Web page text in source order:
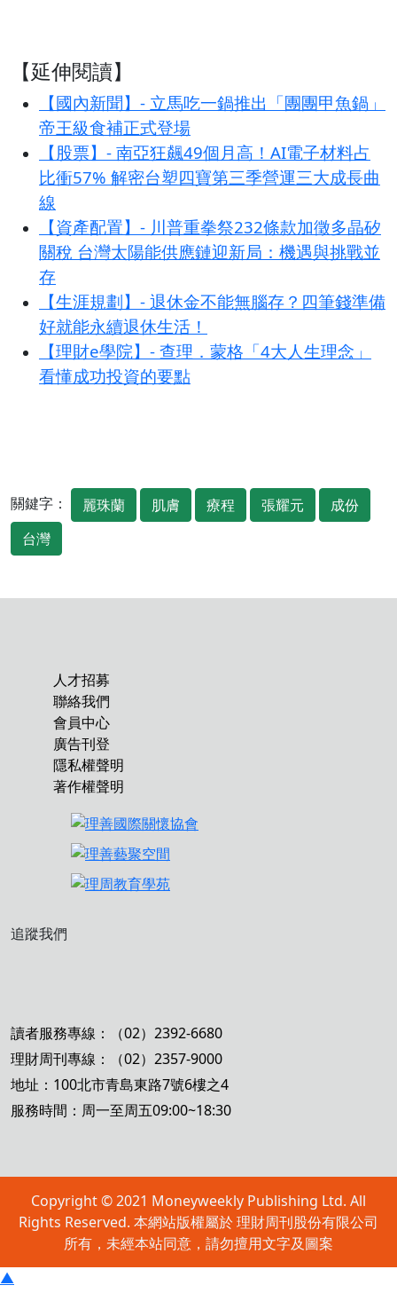
【延伸閱讀】
【國內新聞】- 立馬吃一鍋推出「團團甲魚鍋」
帝王級食補正式登場
【股票】- 南亞狂飆49個月高！AI電子材料占
比衝57% 解密台塑四寶第三季營運三大成長曲
線
【資產配置】- 川普重拳祭232條款加徵多晶矽
關稅 台灣太陽能供應鏈迎新局：機遇與挑戰並
存
【生涯規劃】- 退休金不能無腦存？四筆錢準備
好就能永續退休生活！
【理財e學院】- 查理．蒙格「4大人生理念」
看懂成功投資的要點
關鍵字： 麗珠蘭 肌膚 療程 張耀元
成份
台灣
人才招募
聯絡我們
會員中心
廣告刊登
隱私權聲明
著作權聲明
追蹤我們
讀者服務專線：（02）2392-6680
理財周刊專線：（02）2357-9000
地址：100北市青島東路7號6樓之4
服務時間：周一至周五09:00~18:30
Copyright © 2021 Moneyweekly Publishing Ltd. All
Rights Reserved. 本網站版權屬於 理財周刊股份有限公司
所有，未經本站同意，請勿擅用文字及圖案
▲